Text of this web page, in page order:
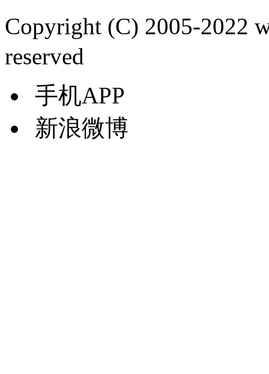
Copyright (C) 2005-2022
reserved
手机APP
新浪微博